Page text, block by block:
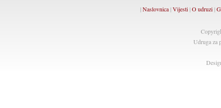
|Naslovnica |Vijesti |O udruzi |
Udruga za